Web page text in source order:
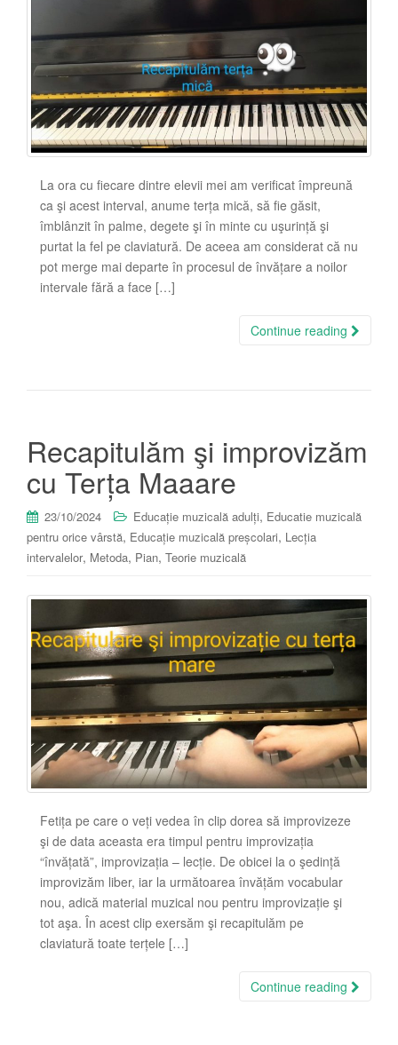
La ora cu fiecare dintre elevii mei am verificat împreună
ca şi acest interval, anume terța mică, să fie găsit,
îmblânzit în palme, degete şi în minte cu uşurință şi
purtat la fel pe claviatură. De aceea am considerat că nu
pot merge mai departe în procesul de învățare a noilor
intervale fără a face […]
Continue reading
Recapitulăm şi improvizăm
cu Terța Maaare
23/10/2024 Educație muzicală adulți, Educatie muzicală
pentru orice vârstă, Educație muzicală preșcolari, Lecția
intervalelor, Metoda, Pian, Teorie muzicală
Fetița pe care o veți vedea în clip dorea să improvizeze
şi de data aceasta era timpul pentru improvizația
“învățată”, improvizația – lecție. De obicei la o şedință
improvizăm liber, iar la următoarea învățăm vocabular
nou, adică material muzical nou pentru improvizație şi
tot aşa. În acest clip exersăm şi recapitulăm pe
claviatură toate terțele […]
Continue reading